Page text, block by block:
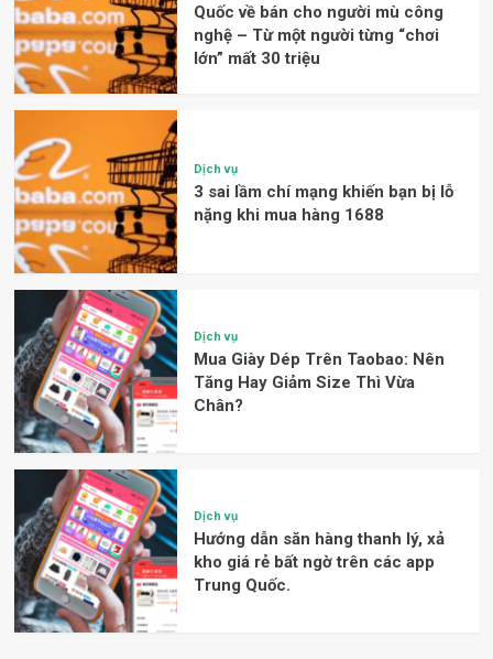
Quốc về bán cho người mù công
nghệ – Từ một người từng “chơi
lớn” mất 30 triệu
Dịch vụ
3 sai lầm chí mạng khiến bạn bị lỗ
nặng khi mua hàng 1688
Dịch vụ
Mua Giày Dép Trên Taobao: Nên
Tăng Hay Giảm Size Thì Vừa
Chân?
Dịch vụ
Hướng dẫn săn hàng thanh lý, xả
kho giá rẻ bất ngờ trên các app
Trung Quốc.